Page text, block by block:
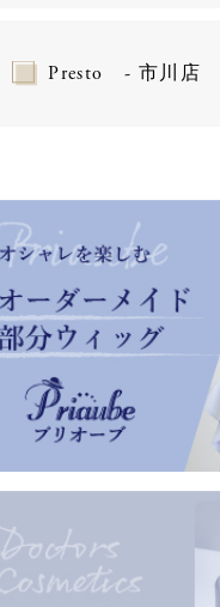
Presto - 市川店